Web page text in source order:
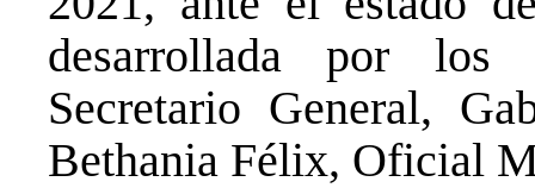
desarrollada por
Secretario General,
Bethania Félix, Oficial